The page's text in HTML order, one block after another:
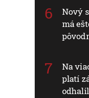
Nový
má
Na
platí